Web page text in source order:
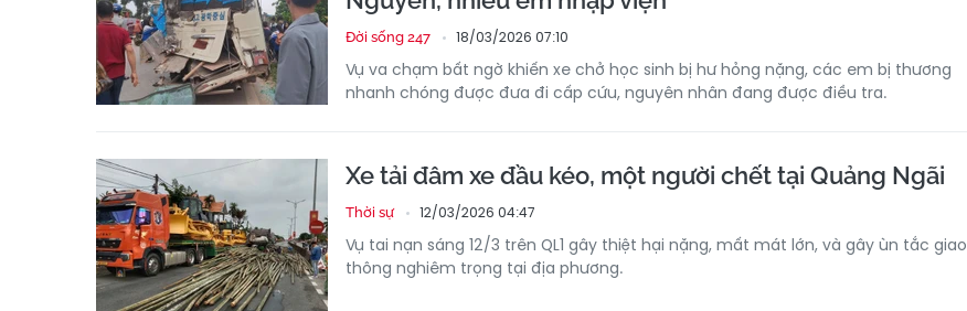
Đời sống 247 18/03/2026 07:10
Vụ va chạm bất ngờ khiến xe chở học sinh bị hư hỏng nặng, các em bị thương
nhanh chóng được đưa đi cấp cứu, nguyên nhân đang được điều tra.
Xe tải đâm xe đầu kéo, một người chết tại Quảng Ngãi
Thời sự 12/03/2026 04:47
Vụ tai nạn sáng 12/3 trên QL1 gây thiệt hại nặng, mất mát lớn, và gây ùn tắc giao
thông nghiêm trọng tại địa phương.